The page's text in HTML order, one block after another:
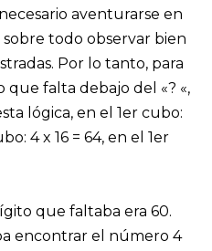
aventurarse en
todo observar bien
Por lo tanto, para
falta debajo del «? «,
lógica, en el 1er cubo:
4 x 16 = 64, en el 1er
que faltaba era 60.
encontrar el número 4